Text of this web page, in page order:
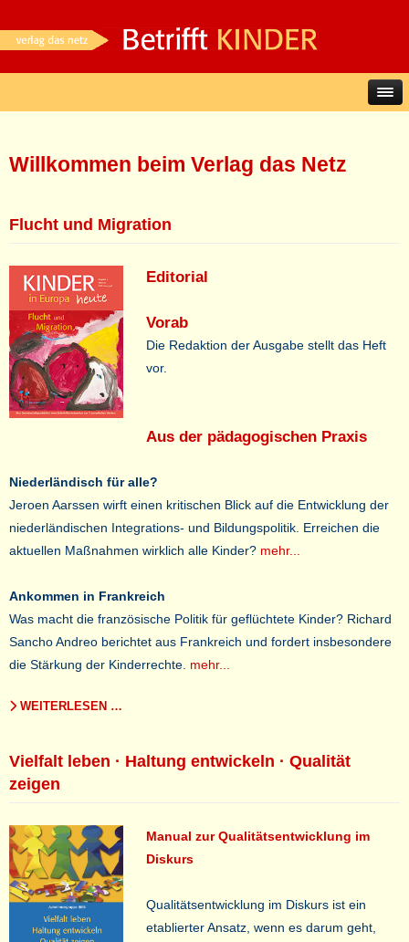
Willkommen beim Verlag das Netz
Flucht und Migration
Editorial
Vorab
Die Redaktion der Ausgabe stellt das Heft
vor.
Aus der pädagogischen Praxis
Niederländisch für alle?
Jeroen Aarssen wirft einen kritischen Blick auf die Entwicklung der
niederländischen Integrations- und Bildungspolitik. Erreichen die
aktuellen Maßnahmen wirklich alle Kinder? mehr...
Ankommen in Frankreich
Was macht die französische Politik für geflüchtete Kinder? Richard
Sancho Andreo berichtet aus Frankreich und fordert insbesondere
die Stärkung der Kinderrechte. mehr...
WEITERLESEN …
Vielfalt leben · Haltung entwickeln · Qualität
zeigen
Manual zur Qualitätsentwicklung im
Diskurs
Qualitätsentwicklung im Diskurs ist ein
etablierter Ansatz, wenn es darum geht,